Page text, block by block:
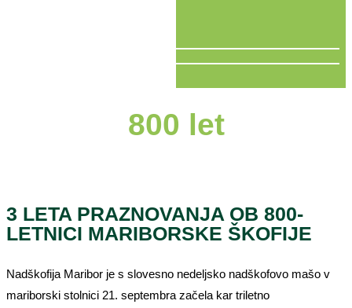
800 let
3 LETA PRAZNOVANJA OB 800-
LETNICI MARIBORSKE ŠKOFIJE
Nadškofija Maribor je s slovesno nedeljsko nadškofovo mašo v
mariborski stolnici 21. septembra začela kar triletno